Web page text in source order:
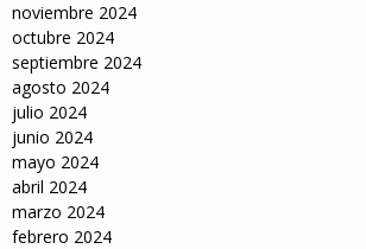
noviembre 2024
octubre 2024
septiembre 2024
agosto 2024
julio 2024
junio 2024
mayo 2024
abril 2024
marzo 2024
febrero 2024